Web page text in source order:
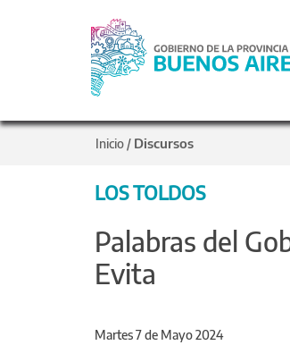
Inicio / Discursos
LOS TOLDOS
Palabras del
Evita
Martes 7 de Mayo 2024